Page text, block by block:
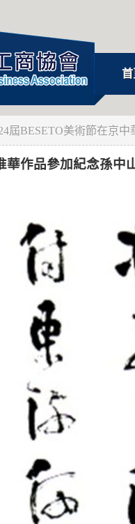
首
屆BESETO美術節在京
華作品參加紀念孫中